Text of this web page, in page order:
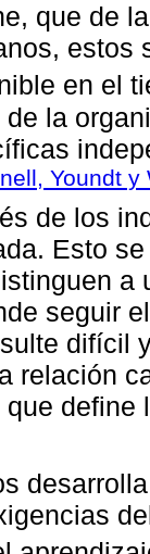
que de
estos
en el
la
Youndt y
de los
Esto
a
seguir
difícil
relación